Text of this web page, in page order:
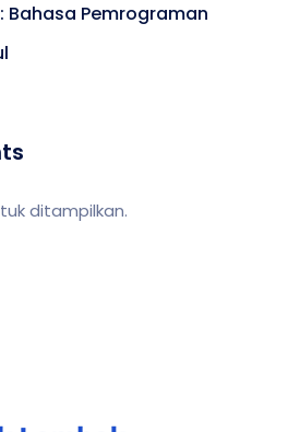
Bahasa Pemrograman
ditampilkan.